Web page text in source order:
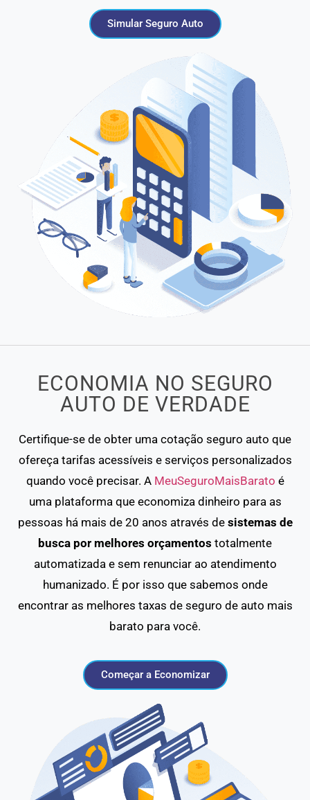
Simular Seguro Auto
ECONOMIA NO SEGURO
AUTO DE VERDADE
Certifique-se de obter uma cotação seguro auto que
ofereça tarifas acessíveis e serviços personalizados
quando você precisar. A MeuSeguroMaisBarato é
uma plataforma que economiza dinheiro para as
pessoas há mais de 20 anos através de sistemas de
busca por melhores orçamentos totalmente
automatizada e sem renunciar ao atendimento
humanizado. É por isso que sabemos onde
encontrar as melhores taxas de seguro de auto mais
barato para você.
Começar a Economizar